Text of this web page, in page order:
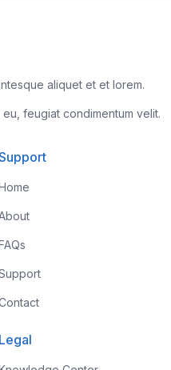
aliquet et et lorem.
feugiat condimentum velit.
Legal